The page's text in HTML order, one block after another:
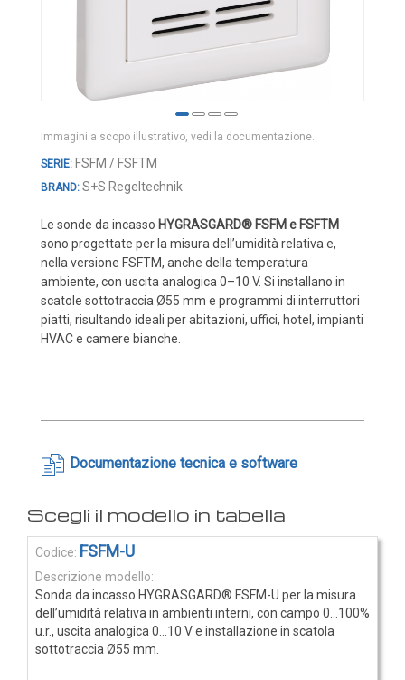
Immagini a scopo illustrativo, vedi la documentazione.
Vai
all'inizio
galleria
di
immagini
FSFM / FSFTM
BRAND: S+S Regeltechnik
Le sonde da incasso HYGRASGARD® FSFM e FSFTM
sono progettate per la misura dell’umidità relativa e,
nella versione FSFTM, anche della temperatura
ambiente, con uscita analogica 0–10 V. Si installano in
scatole sottotraccia Ø55 mm e programmi di interruttori
piatti, risultando ideali per abitazioni, uffici, hotel, impianti
HVAC e camere bianche.
Documentazione tecnica e software
Elementi
raggruppati
FSFM-U
Sonda da incasso HYGRASGARD® FSFM-U per la misura
dell’umidità relativa in ambienti interni, con campo 0…100%
u.r., uscita analogica 0…10 V e installazione in scatola
sottotraccia Ø55 mm.
Raccordi, Flange e Ganci
Teste di connessione
Elementi intercambiabili
UMIDITA'
Sonde di umidità
Sonde umidità ambiente
Sonde umidità a cavo
Rilevatori di condensa
Igrostati ambiente
Strumenti portatili
Termo-igrometri ambiente
Strumenti di misura per materiali
Accessori e Ricambi
PRESSIONE